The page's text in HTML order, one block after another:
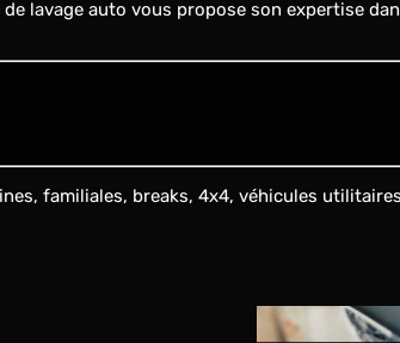
lavage auto vous propose son expertise
familiales, breaks, 4x4, véhicules